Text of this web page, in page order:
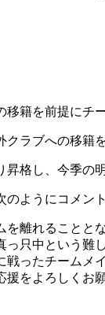
移籍を前提にチ
クラブへの移籍
昇格し、今季の
ようにコメン
を離れること
っ只中という難
戦ったチームメ
援をよろしくお